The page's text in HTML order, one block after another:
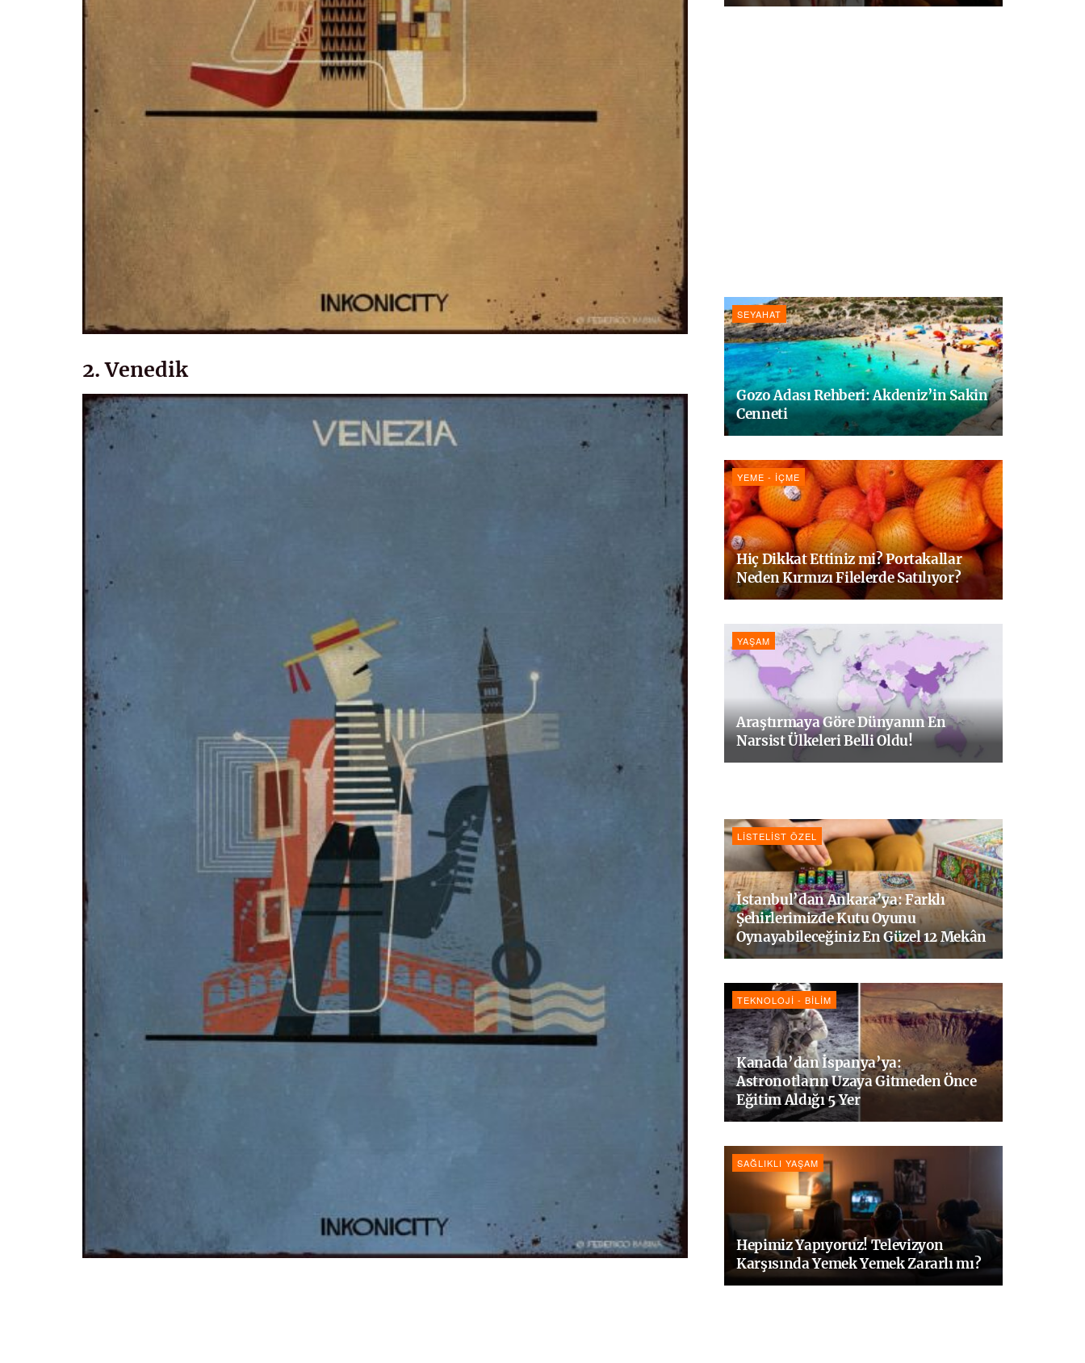
2. Venedik
SEYAHAT
Gozo Adası Rehberi: Akdeniz’in Sakin
Cenneti
YEME - İÇME
Hiç Dikkat Ettiniz mi? Portakallar
Neden Kırmızı Filelerde Satılıyor?
YAŞAM
Araştırmaya Göre Dünyanın En
Narsist Ülkeleri Belli Oldu!
LISTELIST ÖZEL
İstanbul’dan Ankara’ya: Farklı
Şehirlerimizde Kutu Oyunu
Oynayabileceğiniz En Güzel 12 Mekân
TEKNOLOJI - BILIM
Kanada’dan İspanya’ya:
Astronotların Uzaya Gitmeden Önce
Eğitim Aldığı 5 Yer
SAĞLIKLI YAŞAM
Hepimiz Yapıyoruz! Televizyon
Karşısında Yemek Yemek Zararlı mı?